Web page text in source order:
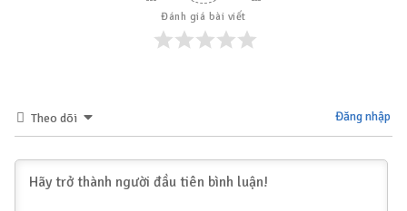
Đánh giá bài viết
Theo dõi Đăng nhập